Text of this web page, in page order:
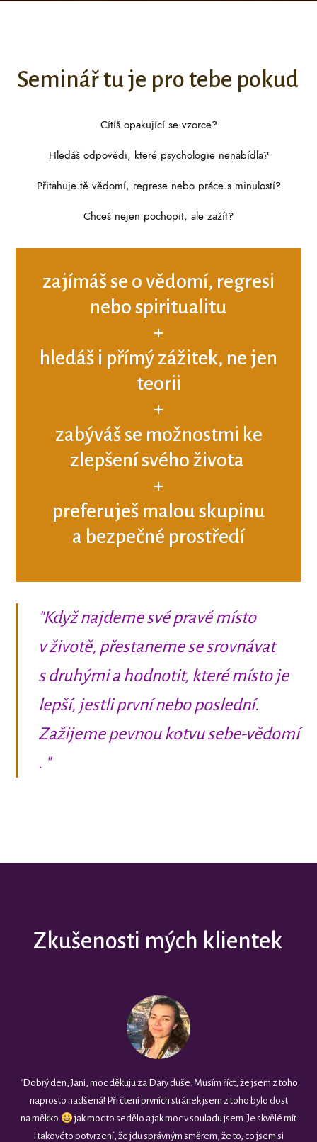
Seminář tu je pro tebe pokud
Cítíš opakující se vzorce?
Hledáš odpovědi, které psychologie nenabídla?
Přitahuje tě vědomí, regrese nebo práce s minulostí?
Chceš nejen pochopit, ale zažít?
zajímáš se o vědomí, regresi
nebo spiritualitu
+
hledáš i přímý zážitek, ne jen
teorii
+
zabýváš se možnostmi ke
zlepšení svého života
+
preferuješ malou skupinu
a bezpečné prostředí
"Když najdeme své pravé místo
v životě, přestaneme se srovnávat
s druhými a hodnotit, které místo je
lepší, jestli první nebo poslední.
Zažijeme pevnou kotvu sebe-vědomí
. "
Zkušenosti mých klientek
"Dobrý den, Jani, moc děkuju za Dary duše. Musím říct, že jsem z toho
naprosto nadšená! Při čtení prvních stránek jsem z toho bylo dost
na měkko
jak moc to sedělo a jak moc v souladu jsem. Je skvělé mít
i takovéto potvrzení, že jdu správným směrem, že to, co jsem si